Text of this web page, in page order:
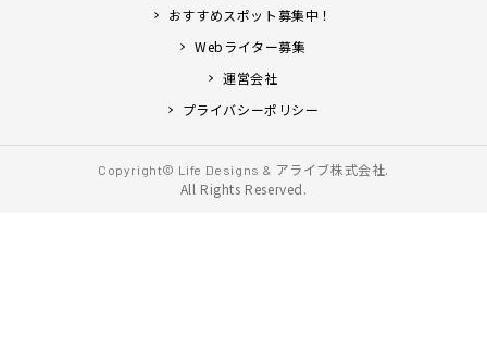
おすすめスポット募集中！
Webライター募集
運営会社
プライバシーポリシー
Copyright© Life Designs & アライブ株式会社.
All Rights Reserved.